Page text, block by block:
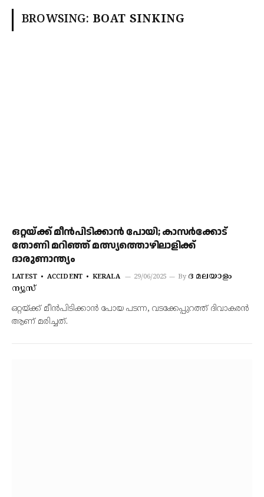
BROWSING: BOAT SINKING
ഒറ്റയ്ക്ക് മീന്‍പിടിക്കാന്‍ പോയി; കാസര്‍ക്കോട്
തോണി മറിഞ്ഞ് മത്സ്യത്തൊഴിലാളിക്ക്
ദാരുണാന്ത്യം
LATEST ACCIDENT KERALA 29/06/2025 By ദ മലയാളം
ന്യൂസ്
ഒറ്റയ്ക്ക് മീന്‍പിടിക്കാന്‍ പോയ പടന്ന, വടക്കേപ്പുറത്ത് ദിവാകരന്‍
ആണ് മരിച്ചത്.